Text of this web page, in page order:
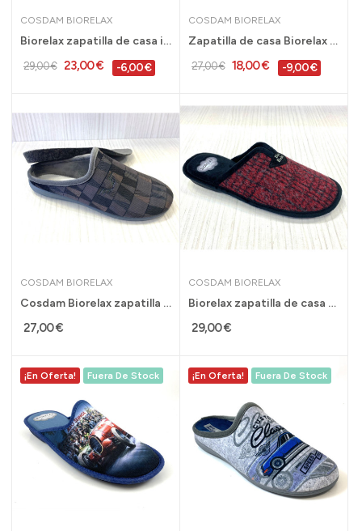
COSDAM BIORELAX
Biorelax zapatilla de casa invierno acolchada...
29,00 € 23,00 € -6,00 €
COSDAM BIORELAX
Zapatilla de casa Biorelax para hombre con...
27,00 € 18,00 € -9,00 €
COSDAM BIORELAX
Cosdam Biorelax zapatilla de casa hombre...
27,00 €
COSDAM BIORELAX
Biorelax zapatilla de casa para hombre...
29,00 €
¡En Oferta! Fuera De Stock ¡En Oferta! Fuera De Stock